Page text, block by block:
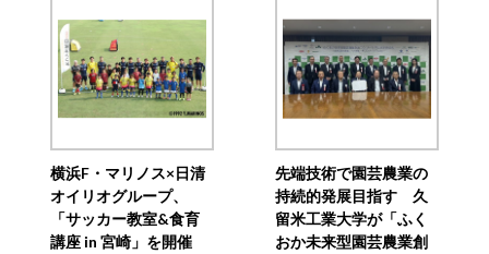
横浜F・マリノス×日清
オイリオグループ、
「サッカー教室&食育
講座 in 宮崎」を開催
先端技術で園芸農業の
持続的発展目指す 久
留米工業大学が「ふく
おか未来型園芸農業創